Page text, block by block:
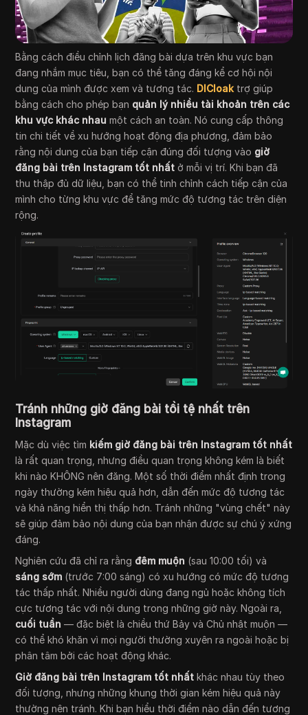
Bằng cách điều chỉnh lịch đăng bài dựa trên khu vực bạn
đang nhắm mục tiêu, bạn có thể tăng đáng kể cơ hội nội
dung của mình được xem và tương tác. DICloak trợ giúp
bằng cách cho phép bạn quản lý nhiều tài khoản trên các
khu vực khác nhau một cách an toàn. Nó cung cấp thông
tin chi tiết về xu hướng hoạt động địa phương, đảm bảo
rằng nội dung của bạn tiếp cận đúng đối tượng vào giờ
đăng bài trên Instagram tốt nhất ở mỗi vị trí. Khi bạn đã
thu thập đủ dữ liệu, bạn có thể tinh chỉnh cách tiếp cận của
mình cho từng khu vực để tăng mức độ tương tác trên diện
rộng.
Tránh những giờ đăng bài tồi tệ nhất trên
Instagram
Mặc dù việc tìm kiếm giờ đăng bài trên Instagram tốt nhất
là rất quan trọng, nhưng điều quan trọng không kém là biết
khi nào KHÔNG nên đăng. Một số thời điểm nhất định trong
ngày thường kém hiệu quả hơn, dẫn đến mức độ tương tác
và khả năng hiển thị thấp hơn. Tránh những "vùng chết" này
sẽ giúp đảm bảo nội dung của bạn nhận được sự chú ý xứng
đáng.
Nghiên cứu đã chỉ ra rằng đêm muộn (sau 10:00 tối) và
sáng sớm (trước 7:00 sáng) có xu hướng có mức độ tương
tác thấp nhất. Nhiều người dùng đang ngủ hoặc không tích
cực tương tác với nội dung trong những giờ này. Ngoài ra,
cuối tuần — đặc biệt là chiều thứ Bảy và Chủ nhật muộn —
có thể khó khăn vì mọi người thường xuyên ra ngoài hoặc bị
phân tâm bởi các hoạt động khác.
Giờ đăng bài trên Instagram tốt nhất khác nhau tùy theo
đối tượng, nhưng những khung thời gian kém hiệu quả này
thường nên tránh. Khi bạn hiểu thời điểm nào dẫn đến tương